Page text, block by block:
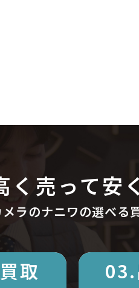
く売って安
メラのナニワの選べる
取 03.